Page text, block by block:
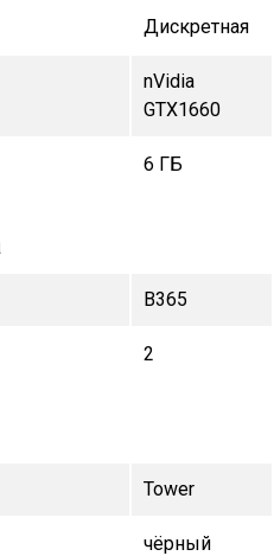
Дискретная
nVidia
GTX1660
6 ГБ
B365
2
Tower
чёрный